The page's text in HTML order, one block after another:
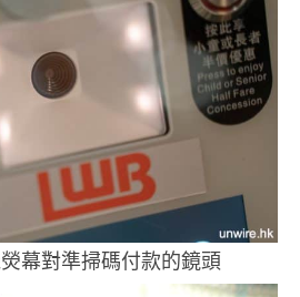
幕對準掃碼付款的鏡頭